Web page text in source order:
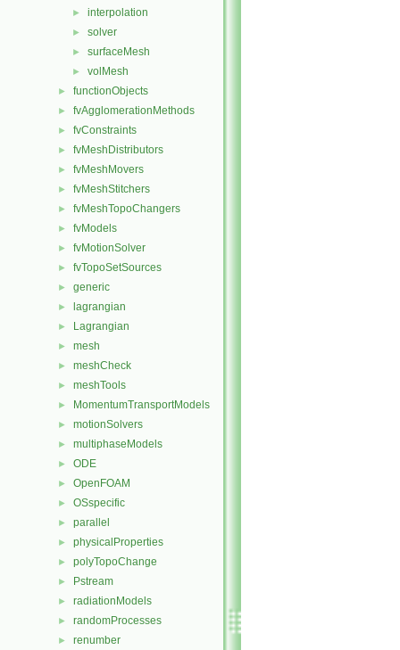
► interpolation
► solver
► surfaceMesh
► volMesh
► functionObjects
► fvAgglomerationMethods
► fvConstraints
► fvMeshDistributors
► fvMeshMovers
► fvMeshStitchers
► fvMeshTopoChangers
► fvModels
► fvMotionSolver
► fvTopoSetSources
► generic
► lagrangian
► Lagrangian
► mesh
► meshCheck
► meshTools
► MomentumTransportModels
► motionSolvers
► multiphaseModels
► ODE
► OpenFOAM
► OSspecific
► parallel
► physicalProperties
► polyTopoChange
► Pstream
► radiationModels
► randomProcesses
► renumber